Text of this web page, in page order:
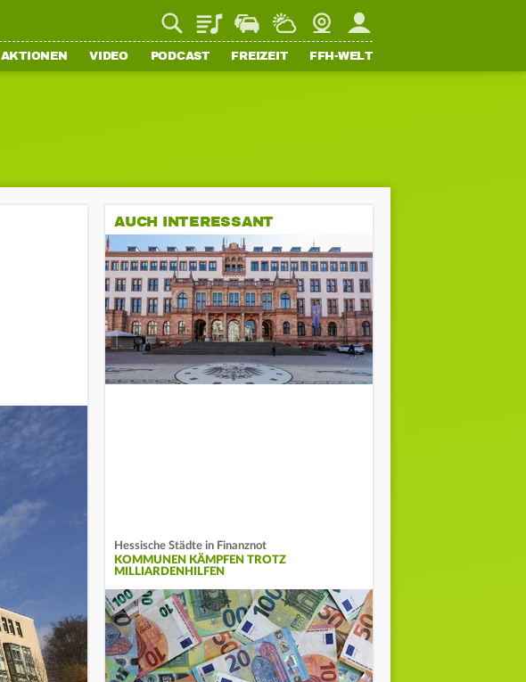
PlaylistStaupilotWetterWebcamMein FFH
AKTIONEN VIDEO PODCAST FREIZEIT FFH-WELT
AUCH INTERESSANT
Hessische Städte in Finanznot
KOMMUNEN KÄMPFEN TROTZ
MILLIARDENHILFEN